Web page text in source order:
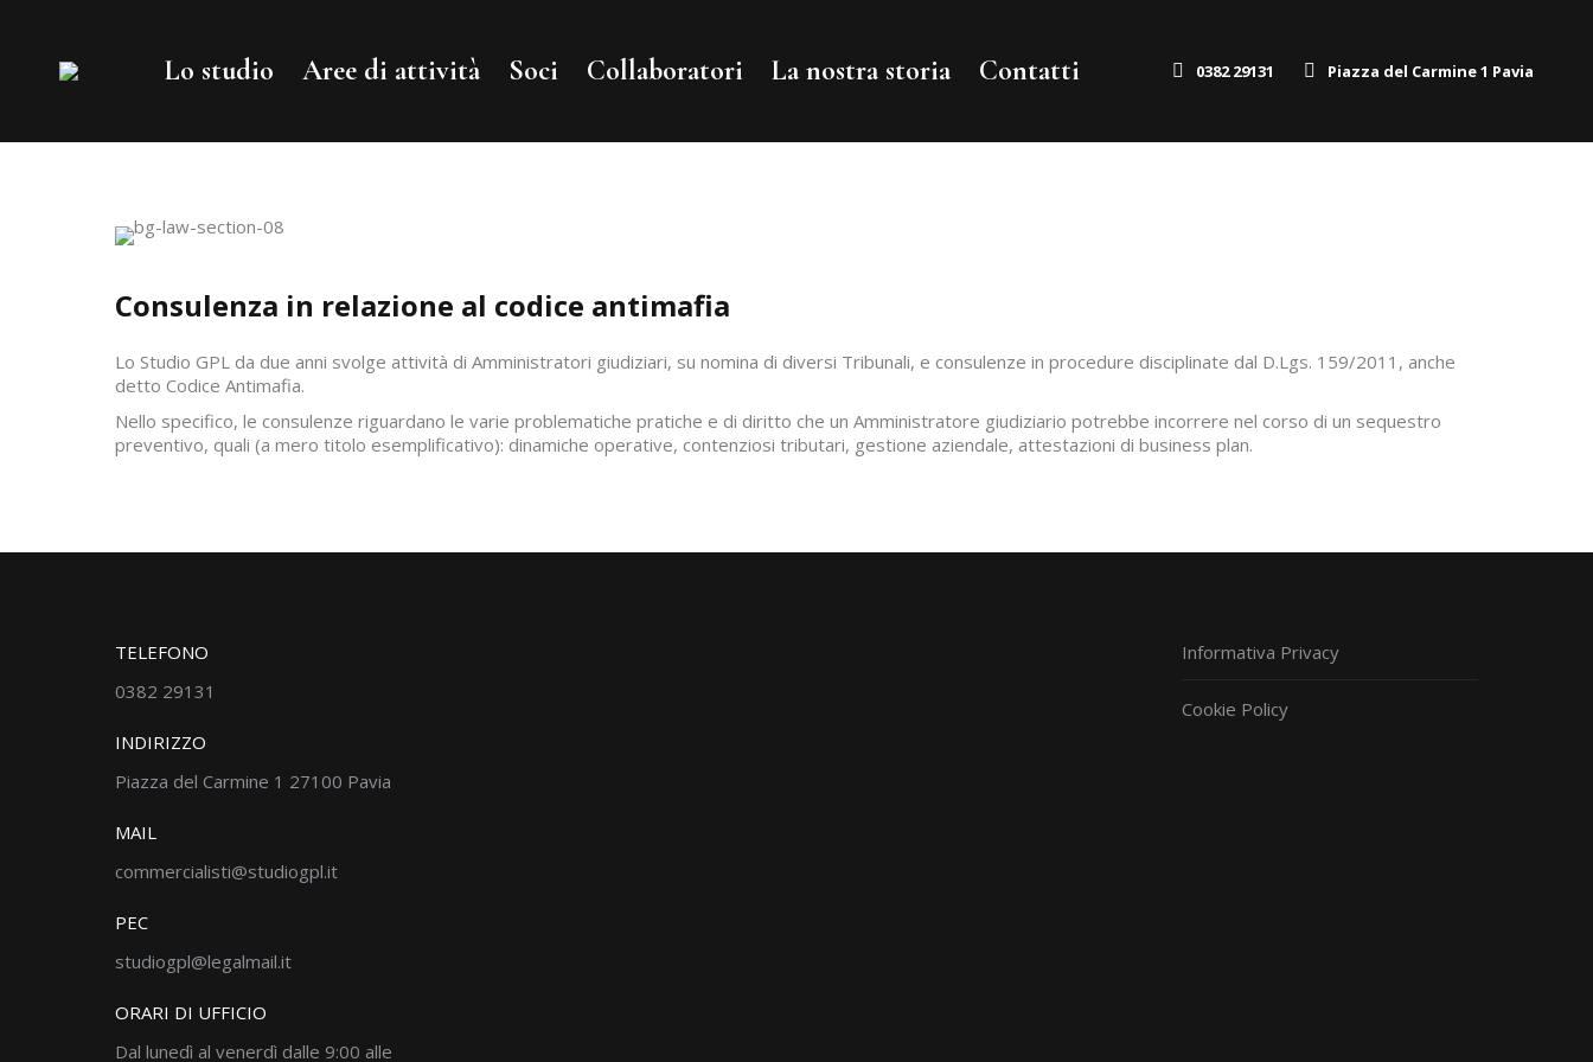
Lo studio Aree di attività Soci Collaboratori La nostra storia Contatti 0382 29131 Piazza del Carmine 1 Pavia
Consulenza in relazione al codice antimafia
Lo Studio GPL da due anni svolge attività di Amministratori giudiziari, su nomina di diversi Tribunali, e consulenze in procedure disciplinate dal D.Lgs. 159/2011, anche
detto Codice Antimafia.
Nello specifico, le consulenze riguardano le varie problematiche pratiche e di diritto che un Amministratore giudiziario potrebbe incorrere nel corso di un sequestro
preventivo, quali (a mero titolo esemplificativo): dinamiche operative, contenziosi tributari, gestione aziendale, attestazioni di business plan.
TELEFONO
0382 29131
INDIRIZZO
Piazza del Carmine 1 27100 Pavia
MAIL
commercialisti@studiogpl.it
PEC
studiogpl@legalmail.it
ORARI DI UFFICIO
Dal lunedì al venerdì dalle 9:00 alle
Informativa Privacy
Cookie Policy